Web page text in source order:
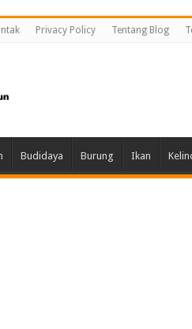
Privacy Policy Tentang Blog
Budidaya Burung Ikan